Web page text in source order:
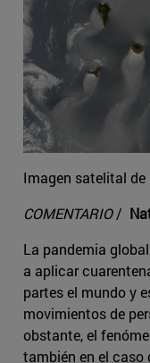
Imagen satelital de
COMENTARIO/
La pandemia
a aplicar
partes el mundo y
movimientos de
obstante, el
también en el caso